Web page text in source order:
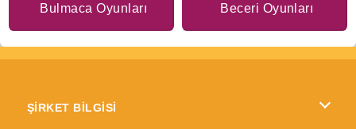
Bulmaca Oyunları Beceri Oyunları
ŞİRKET BİLGİSİ